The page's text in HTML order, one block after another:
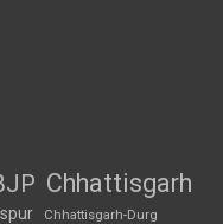
Chhattisgarh
Chhattisgarh-Durg